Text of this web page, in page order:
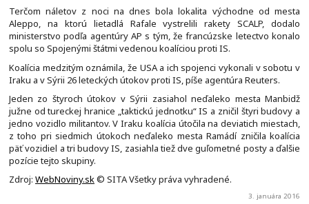
Terčom náletov z noci na dnes bola lokalita východne od mesta
Aleppo, na ktorú lietadlá Rafale vystrelili rakety SCALP, dodalo
ministerstvo podľa agentúry AP s tým, že francúzske letectvo konalo
spolu so Spojenými štátmi vedenou koalíciou proti IS.
Koalícia medzitým oznámila, že USA a ich spojenci vykonali v sobotu v
Iraku a v Sýrii 26 leteckých útokov proti IS, píše agentúra Reuters.
Jeden zo štyroch útokov v Sýrii zasiahol neďaleko mesta Manbidž
južne od tureckej hranice „taktickú jednotku“ IS a zničil štyri budovy a
jedno vozidlo militantov. V Iraku koalícia útočila na deviatich miestach,
z toho pri siedmich útokoch neďaleko mesta Ramádí zničila koalícia
päť vozidiel a tri budovy IS, zasiahla tiež dve guľometné posty a ďalšie
pozície tejto skupiny.
Zdroj: WebNoviny.sk© SITA Všetky práva vyhradené.
3. januára 2016